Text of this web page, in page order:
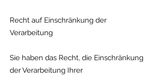
Recht auf Einschränkung der
Verarbeitung
Sie haben das Recht, die Einschränkung
der Verarbeitung Ihrer